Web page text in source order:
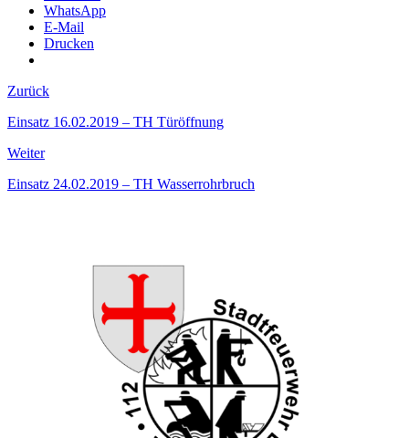
WhatsApp
E-Mail
Drucken
Zurück
Einsatz 16.02.2019 – TH Türöffnung
Weiter
Einsatz 24.02.2019 – TH Wasserrohrbruch